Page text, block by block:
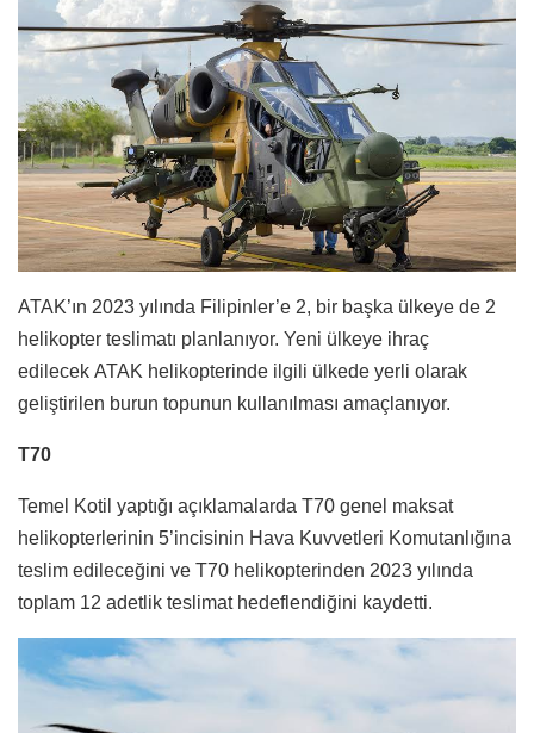
ATAK’ın 2023 yılında Filipinler’e 2, bir başka ülkeye de 2
helikopter teslimatı planlanıyor. Yeni ülkeye ihraç
edilecek ATAK helikopterinde ilgili ülkede yerli olarak
geliştirilen burun topunun kullanılması amaçlanıyor.
T70
Temel Kotil yaptığı açıklamalarda T70 genel maksat
helikopterlerinin 5’incisinin Hava Kuvvetleri Komutanlığına
teslim edileceğini ve T70 helikopterinden 2023 yılında
toplam 12 adetlik teslimat hedeflendiğini kaydetti.